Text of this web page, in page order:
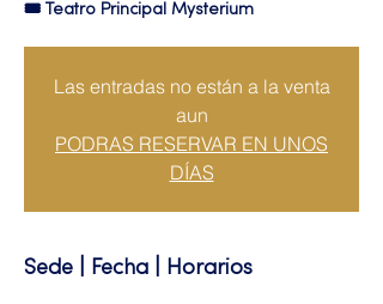
🎟 Teatro Principal Mysterium
Las entradas no están a la venta
aun
PODRAS RESERVAR EN UNOS
DÍAS
Sede | Fecha | Horarios